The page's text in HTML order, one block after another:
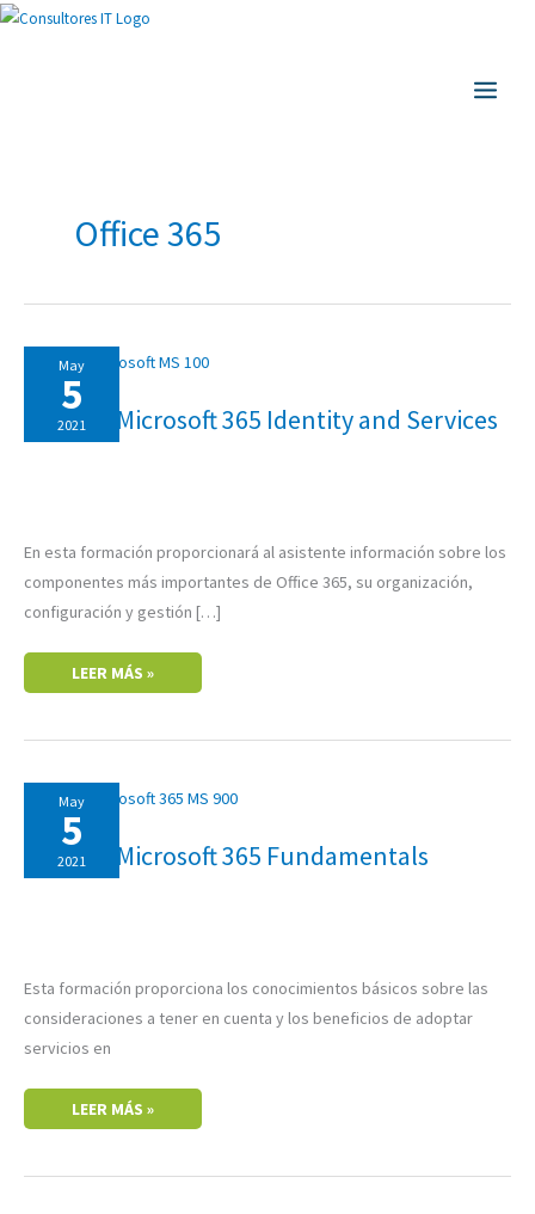
Ir
MENU
Office 365
May
5
2021
MS-100: Microsoft 365 Identity and Services
En esta formación proporcionará al asistente información sobre los
componentes más importantes de Office 365, su organización,
configuración y gestión […]
MS-
100:
MICROSOFT
365
IDENTITY
AND
LEER MÁS »
May
5
2021
MS-900: Microsoft 365 Fundamentals
Esta formación proporciona los conocimientos básicos sobre las
consideraciones a tener en cuenta y los beneficios de adoptar
servicios en
MS-
900:
MICROSOFT
365
FUNDAMENTALS
LEER MÁS »